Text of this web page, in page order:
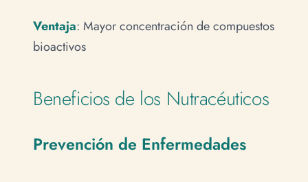
Ventaja: Mayor concentración de compuestos
bioactivos
Beneficios de los Nutracéuticos
Prevención de Enfermedades